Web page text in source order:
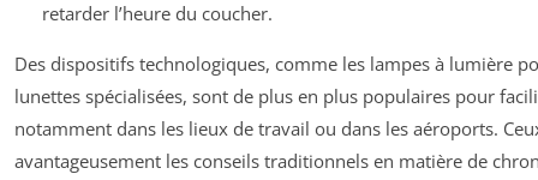
retarder l’heure du coucher.
Des dispositifs technologiques, comme les lampes à lumière
lunettes spécialisées, sont de plus en plus populaires pour
notamment dans les lieux de travail ou dans les aéroports.
avantageusement les conseils traditionnels en matière de